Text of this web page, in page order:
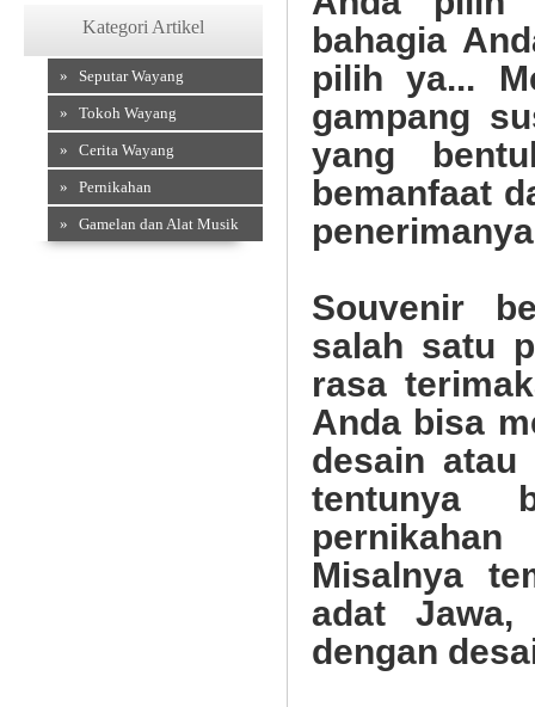
Kategori Artikel
» Seputar Wayang
» Tokoh Wayang
» Cerita Wayang
» Pernikahan
» Gamelan dan Alat Musik
bahagia
pilih ya...
gampang
yang
bemanfaat
Souvenir
salah satu
rasa
Anda bisa
desain atau
tentunya
Misalnya
adat
dengan